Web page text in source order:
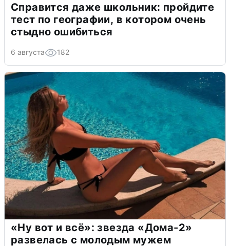
Справится даже школьник: пройдите
тест по географии, в котором очень
стыдно ошибиться
6 августа 182
«Ну вот и всё»: звезда «Дома-2»
развелась с молодым мужем